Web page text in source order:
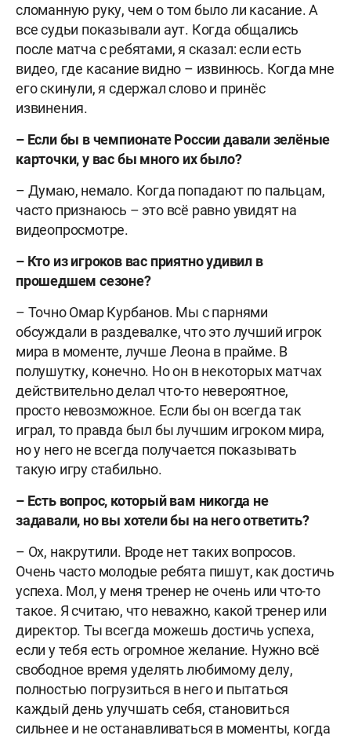
сломанную руку, чем о том было ли касание. А
все судьи показывали аут. Когда общались
после матча с ребятами, я сказал: если есть
видео, где касание видно – извинюсь. Когда мне
его скинули, я сдержал слово и принёс
извинения.
– Если бы в чемпионате России давали зелёные
карточки, у вас бы много их было?
– Думаю, немало. Когда попадают по пальцам,
часто признаюсь – это всё равно увидят на
видеопросмотре.
– Кто из игроков вас приятно удивил в
прошедшем сезоне?
– Точно Омар Курбанов. Мы с парнями
обсуждали в раздевалке, что это лучший игрок
мира в моменте, лучше Леона в прайме. В
полушутку, конечно. Но он в некоторых матчах
действительно делал что-то невероятное,
просто невозможное. Если бы он всегда так
играл, то правда был бы лучшим игроком мира,
но у него не всегда получается показывать
такую игру стабильно.
– Есть вопрос, который вам никогда не
задавали, но вы хотели бы на него ответить?
– Ох, накрутили. Вроде нет таких вопросов.
Очень часто молодые ребята пишут, как достичь
успеха. Мол, у меня тренер не очень или что-то
такое. Я считаю, что неважно, какой тренер или
директор. Ты всегда можешь достичь успеха,
если у тебя есть огромное желание. Нужно всё
свободное время уделять любимому делу,
полностью погрузиться в него и пытаться
каждый день улучшать себя, становиться
сильнее и не останавливаться в моменты, когда